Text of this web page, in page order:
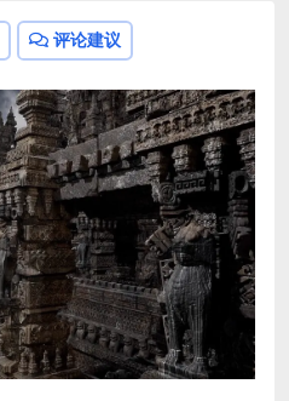
评论建议